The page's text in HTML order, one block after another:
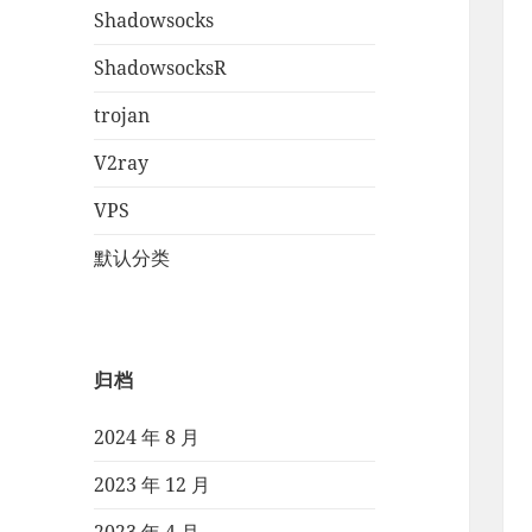
Shadowsocks
ShadowsocksR
trojan
V2ray
VPS
默认分类
归档
2024 年 8 月
2023 年 12 月